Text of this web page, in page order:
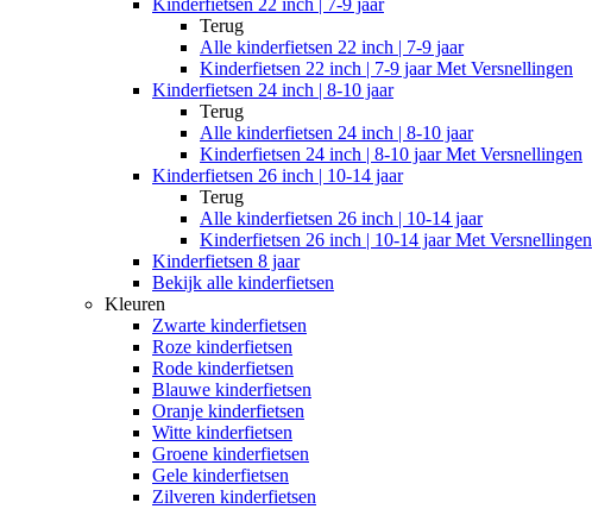
Kinderfietsen 22 inch | 7-9 jaar
Terug
Alle kinderfietsen 22 inch | 7-9 jaar
Kinderfietsen 22 inch | 7-9 jaar Met Versnellingen
Kinderfietsen 24 inch | 8-10 jaar
Terug
Alle kinderfietsen 24 inch | 8-10 jaar
Kinderfietsen 24 inch | 8-10 jaar Met Versnellingen
Kinderfietsen 26 inch | 10-14 jaar
Terug
Alle kinderfietsen 26 inch | 10-14 jaar
Kinderfietsen 26 inch | 10-14 jaar Met Versnellingen
Kinderfietsen 8 jaar
Bekijk alle kinderfietsen
Kleuren
Zwarte kinderfietsen
Roze kinderfietsen
Rode kinderfietsen
Blauwe kinderfietsen
Oranje kinderfietsen
Witte kinderfietsen
Groene kinderfietsen
Gele kinderfietsen
Zilveren kinderfietsen